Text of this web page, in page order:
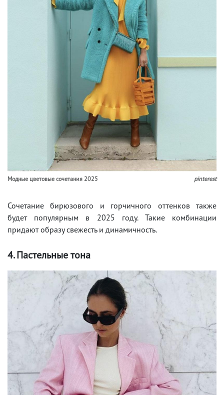
Модные цветовые сочетания 2025 pinterest
Сочетание бирюзового и горчичного оттенков также
будет популярным в 2025 году. Такие комбинации
придают образу свежесть и динамичность.
4. Пастельные тона